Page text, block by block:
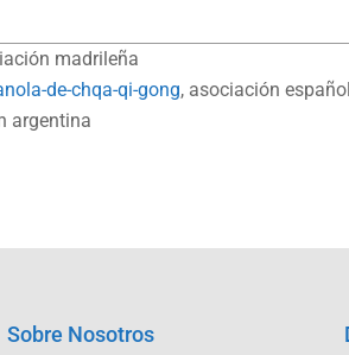
madrileña
de-chqa-qi-gong, asociación
argentina
Sobre Nosotros